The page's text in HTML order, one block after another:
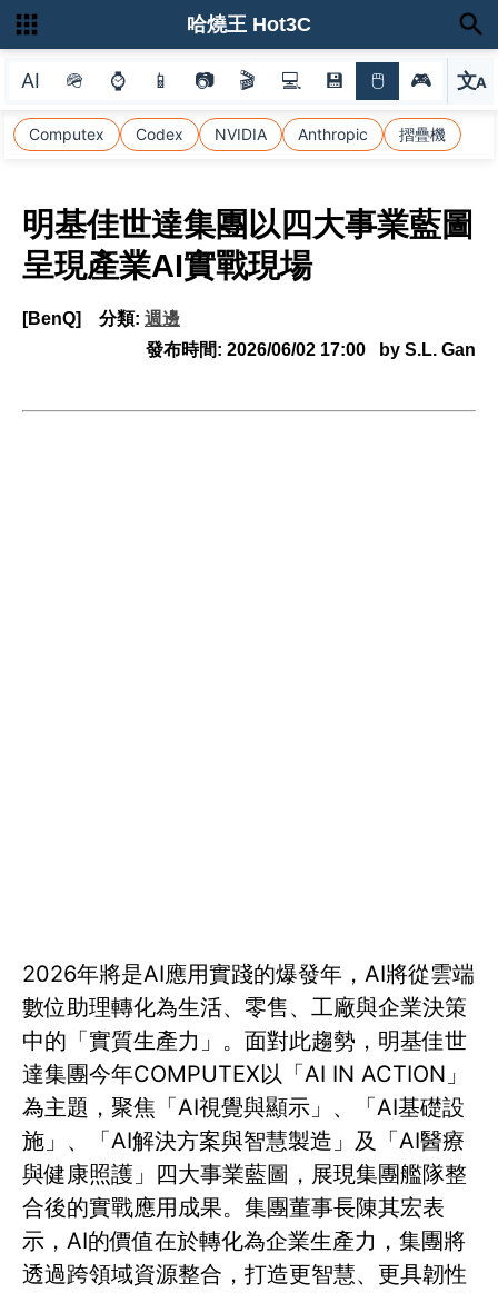
AI 🪖 ⌚ 📱 📷 🎬 💻 💾 🖱 🎮 文A
選
Computex Codex NVIDIA Anthropic 摺疊機
哈燒王 Hot3C
明基佳世達集團以四大事業藍圖
呈現產業AI實戰現場
[BenQ] 分類: 週邊
發布時間: 2026/06/02 17:00 by S.L. Gan
2026年將是AI應用實踐的爆發年，AI將從雲端
數位助理轉化為生活、零售、工廠與企業決策
中的「實質生產力」。面對此趨勢，明基佳世
達集團今年COMPUTEX以「AI IN ACTION」
為主題，聚焦「AI視覺與顯示」、「AI基礎設
施」、「AI解決方案與智慧製造」及「AI醫療
與健康照護」四大事業藍圖，展現集團艦隊整
合後的實戰應用成果。集團董事長陳其宏表
示，AI的價值在於轉化為企業生產力，集團將
透過跨領域資源整合，打造更智慧、更具韌性